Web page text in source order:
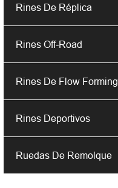
Rines De Réplica
Rines Off-Road
Rines De Flow Forming
Rines Deportivos
Ruedas De Remolque